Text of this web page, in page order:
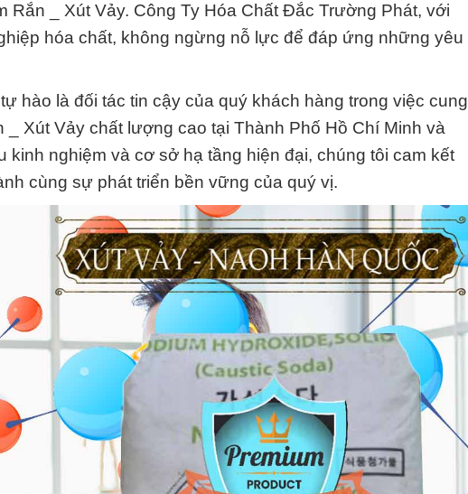
_ Xút Vảy. Công Ty Hóa Chất Đắc Trường Phát, với
hóa chất, không ngừng nỗ lực để đáp ứng những yêu
hào là đối tác tin cậy của quý khách hàng trong việc cung
Xút Vảy chất lượng cao tại Thành Phố Hồ Chí Minh và
nghiệm và cơ sở hạ tầng hiện đại, chúng tôi cam kết
cùng sự phát triển bền vững của quý vị.